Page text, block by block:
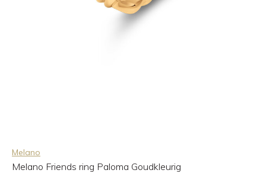
Melano
Melano Friends ring Paloma Goudkleurig